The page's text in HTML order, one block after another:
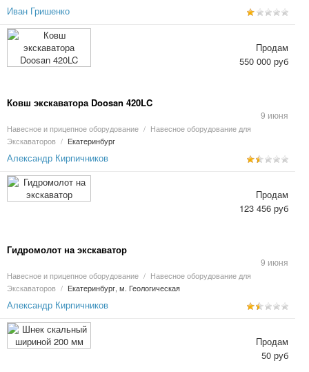
Иван Гришенко
Ковш экскаватора Doosan 420LC
9 июня
Навесное и прицепное оборудование / Навесное оборудование для
Экскаваторов / Екатеринбург
Продам
550 000 руб
Александр Кирпичников
Гидромолот на экскаватор
9 июня
Навесное и прицепное оборудование / Навесное оборудование для
Экскаваторов / Екатеринбург, м. Геологическая
Продам
123 456 руб
Александр Кирпичников
Продам
50 руб